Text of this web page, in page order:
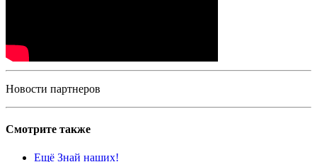
Новости партнеров
Смотрите также
Ещё Знай наших!